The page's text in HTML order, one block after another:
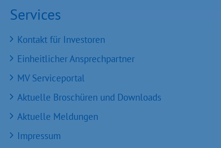
Services
Kontakt für Investoren
Einheitlicher Ansprechpartner
MV Serviceportal
Aktuelle Broschüren und Downloads
Aktuelle Meldungen
Impressum